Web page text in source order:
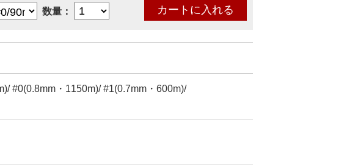
数量：
#0(0.8mm・1150m)/ #1(0.7mm・600m)/